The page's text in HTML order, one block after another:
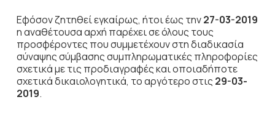
Εφόσον ζητηθεί εγκαίρως, ήτοι έως την27-03-2019
η αναθέτουσα αρχή παρέχει σε όλους τους
προσφέροντες που συμμετέχουν στη διαδικασία
σύναψης σύμβασης συμπληρωματικές πληροφορίες
σχετικά με τις προδιαγραφές και οποιαδήποτε
σχετικά δικαιολογητικά, το αργότερο στις 29-03-
2019.